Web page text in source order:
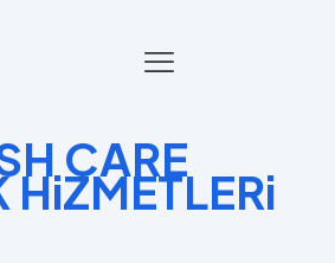
CARE
HiZMETLERi